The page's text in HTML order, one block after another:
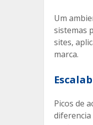
Um
sistemas
sites,
marca.
Picos de
diferencia